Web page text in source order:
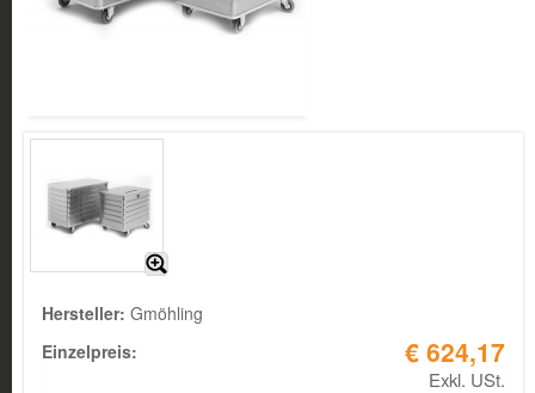
Hersteller: Gmöhling
Einzelpreis:
€ 624,17
Exkl. USt.